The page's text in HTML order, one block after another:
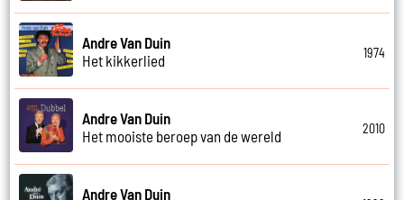
Andre Van Duin
Het kikkerlied
1974
Andre Van Duin
Het mooiste beroep van de wereld
2010
Andre Van Duin